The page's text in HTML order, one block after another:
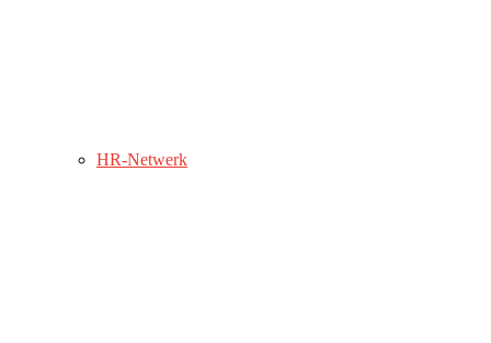
HR-Netwerk